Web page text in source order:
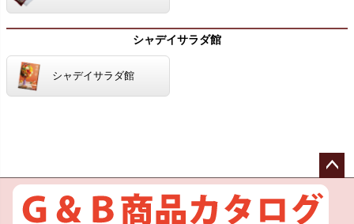
シャデイサラダ館
シャデイサラダ館
ペー